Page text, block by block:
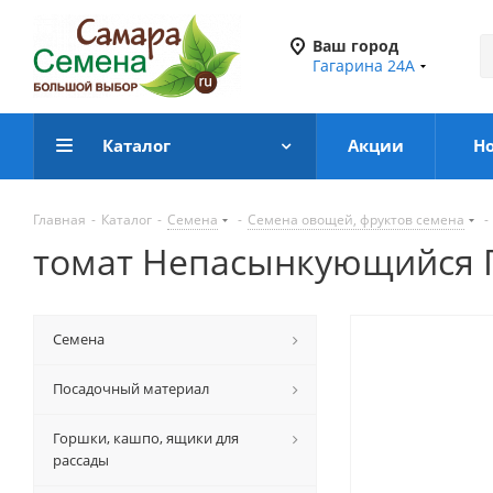
Ваш город
Гагарина 24А
Каталог Акции
Главная - Каталог - Семена - Семена овощей, фруктов семена -
томат Непасынкующийся
Семена
Посадочный материал
Горшки, кашпо, ящики для
рассады